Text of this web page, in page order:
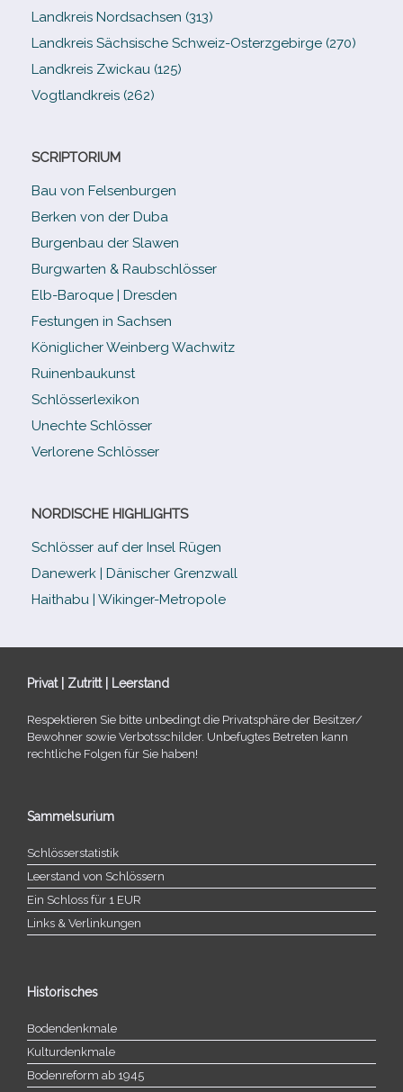
Landkreis Nordsachsen (313)
Landkreis Sächsische Schweiz-​Osterzgebirge (270)
Landkreis Zwickau (125)
Vogtlandkreis (262)
SCRIPTORIUM
Bau von Felsenburgen
Berken von der Duba
Burgenbau der Slawen
Burgwarten & Raubschlösser
Elb-​Baroque | Dresden
Festungen in Sachsen
Königlicher Weinberg Wachwitz
Ruinenbaukunst
Schlösserlexikon
Unechte Schlösser
Verlorene Schlösser
NORDISCHE HIGHLIGHTS
Schlösser auf der Insel Rügen
Danewerk | Dänischer Grenzwall
Haithabu | Wikinger-Metropole
Privat | Zutritt | Leerstand
Respektieren Sie bitte unbe­dingt die Privatsphäre der Besitzer/​
Bewohner sowie Verbotsschilder. Unbefugtes Betreten kann
recht­li­che Folgen für Sie haben!
Sammelsurium
Schlösserstatistik
Leerstand von Schlössern
Ein Schloss für 1 EUR
Links & Verlinkungen
Historisches
Bodendenkmale
Kulturdenkmale
Bodenreform ab 1945